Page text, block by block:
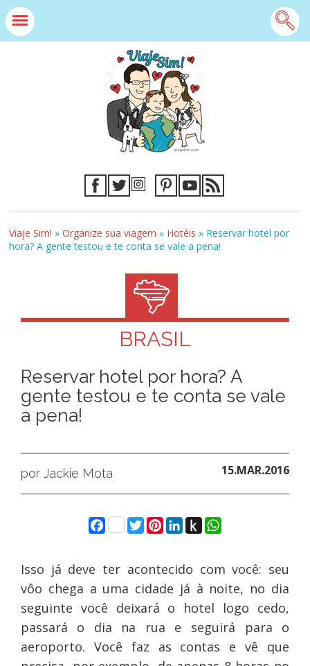
Viaje Sim! »Organize sua viagem » Hotéis » Reservar hotel por
hora? A gente testou e te conta se vale a pena!
BRASIL
Reservar hotel por hora? A
gente testou e te conta se vale
a pena!
por Jackie Mota 15.MAR.2016
Facebook
Twitter
Pinterest
LinkedIn
Push
to
WhatsApp
Isso já deve ter acontecido com você: seu
vôo chega a uma cidade já à noite, no dia
seguinte você deixará o hotel logo cedo,
passará o dia na rua e seguirá para o
aeroporto. Você faz as contas e vê que